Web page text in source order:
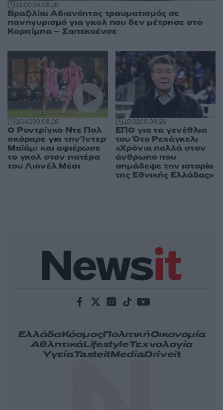
11:0009.08.26
Βραζιλία: Αδιανόητος τραυματισμός σε
πανηγυρισμό για γκολ που δεν μέτρησε στο
Κοριτίμπα – Σαπεκοένσε
10:4209.08.26
Ο Ροντρίγκο Ντε Πολ
σκόραρε για την Ίντερ
Μαϊάμι και αφιέρωσε
το γκολ στον πατέρα
του Λιονέλ Μέσι
10:3209.08.26
ΕΠΟ για τα γενέθλια
του Ότο Ρεχάγκελ:
«Χρόνια πολλά στον
άνθρωπο που
σημάδεψε την ιστορία
της Εθνικής Ελλάδας»
ΕλλάδαΚόσμοςΠολιτικήΟικονομία
ΑθλητικάLifestyleΤεχνολογία
ΥγείαTasteitMediaDriveit